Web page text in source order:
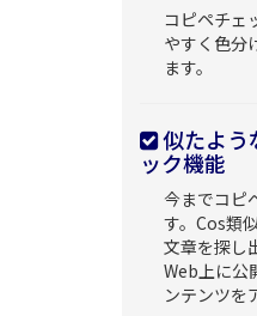
コピペチェ
やすく色分
ます。
似たよう
ック機能
今までコピ
す。Cos類
文章を探し
Web上に公
ンテンツを